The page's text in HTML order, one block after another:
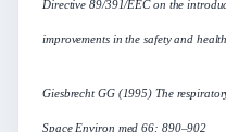
Directive 89/391/EEC on the
improvements in the safety and
Giesbrecht GG (1995) The
Space Environ med 66: 890–902